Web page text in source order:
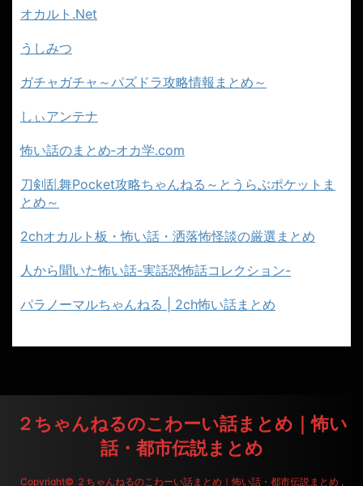
オカルト.Net
うしみつ
ガチャガチャ～パズドラ攻略情報まとめ～
しぃアンテナ
怖い話のまとめ‐オカ学.com
刀剣乱舞Pocket攻略ちゃんねる～とうらぶポケットま
とめ～
2chオカルト板・怖い話・洒落怖怪談の厳選まとめ
人から聞いた怖い話-実話恐怖話コレクション-
パラノーマルちゃんねる | 2ch怖い話まとめ
２ちゃんねるのこわーい話まとめ｜怖い
話・都市伝説まとめ
Copyright© ２ちゃんねるのこわーい話まとめ｜怖い話・都市伝説まとめ ,